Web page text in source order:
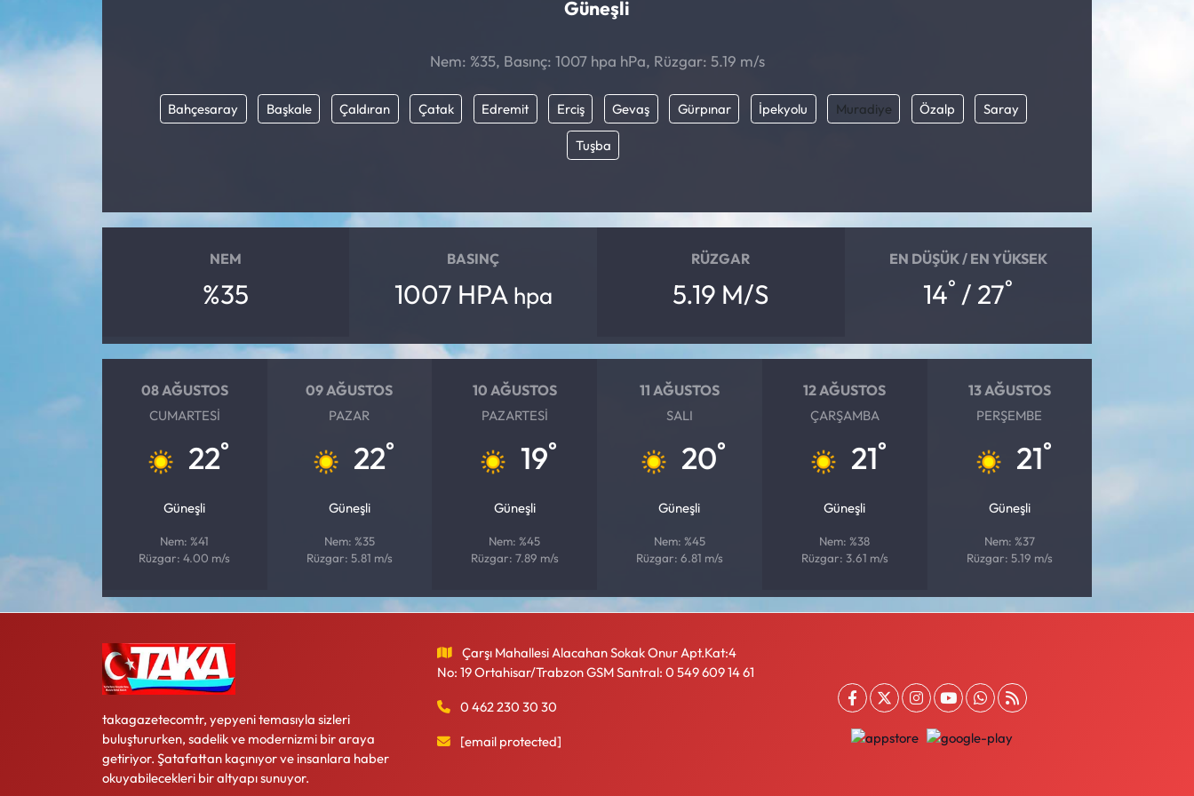
Güneşli
Nem: %35, Basınç: 1007 hpa hPa, Rüzgar: 5.19 m/s
Bahçesaray Başkale Çaldıran Çatak Edremit Erciş Gevaş Gürpınar İpekyolu Muradiye Özalp Saray
Tuşba
NEM
%35
BASINÇ
1007 HPA hpa
RÜZGAR
5.19 M/S
EN DÜŞÜK / EN YÜKSEK
14° / 27°
08 AĞUSTOS
CUMARTESI
22°
Güneşli
Nem: %41
Rüzgar: 4.00 m/s
09 AĞUSTOS
PAZAR
22°
Güneşli
Nem: %35
Rüzgar: 5.81 m/s
10 AĞUSTOS
PAZARTESI
19°
Güneşli
Nem: %45
Rüzgar: 7.89 m/s
11 AĞUSTOS
SALI
20°
Güneşli
Nem: %45
Rüzgar: 6.81 m/s
12 AĞUSTOS
ÇARŞAMBA
21°
Güneşli
Nem: %38
Rüzgar: 3.61 m/s
13 AĞUSTOS
PERŞEMBE
21°
Güneşli
Nem: %37
Rüzgar: 5.19 m/s
takagazetecomtr, yepyeni temasıyla sizleri
buluştururken, sadelik ve modernizmi bir araya
getiriyor. Şatafattan kaçınıyor ve insanlara haber
okuyabilecekleri bir altyapı sunuyor.
Çarşı Mahallesi Alacahan Sokak Onur Apt.Kat:4
No: 19 Ortahisar/Trabzon GSM Santral: 0 549 609 14 61
0 462 230 30 30
[email protected]
Mektup Galeri
Karikatür Galeri
Spor Yazıları
Mektup Galeri
Teknoloji